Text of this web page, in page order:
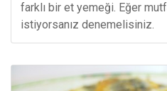
farklı bir et yemeği. Eğer
istiyorsanız denemelisiniz.